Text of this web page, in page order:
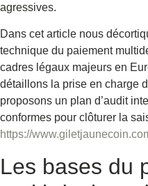
agressives.
Dans cet article nous
technique du paiement
cadres légaux majeurs en
détaillons la prise en charge
proposons un plan d’audit
conformes pour clôturer la
https://
Les bases du